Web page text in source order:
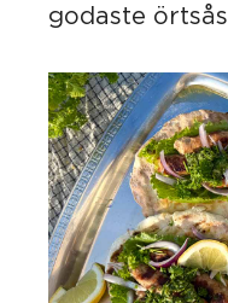
godaste örtsås